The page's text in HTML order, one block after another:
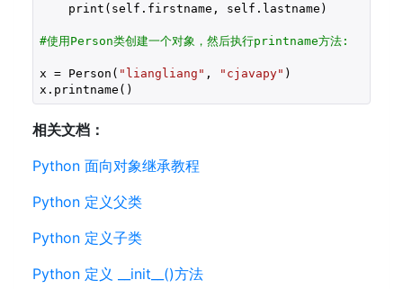
    print(self.firstname, self.lastname)
#使用Person类创建一个对象，然后执行printname方法:
x = Person( "liangliang" , "cjavapy" )
x.printname()
相关文档：
Python 面向对象继承教程
Python 定义父类
Python 定义子类
Python 定义 __init__()方法